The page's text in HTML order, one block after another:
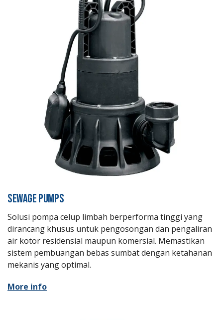
SEWAGE PUMPS
Solusi pompa celup limbah berperforma tinggi yang
dirancang khusus untuk pengosongan dan pengaliran
air kotor residensial maupun komersial. Memastikan
sistem pembuangan bebas sumbat dengan ketahanan
mekanis yang optimal.
More info